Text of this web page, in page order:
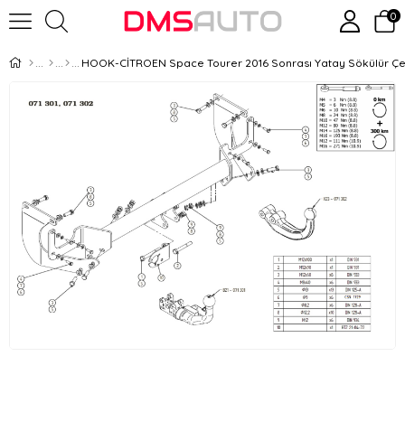
0
HOOK-CİTROEN Space Tourer 2016 Sonrası Yatay Sökülür